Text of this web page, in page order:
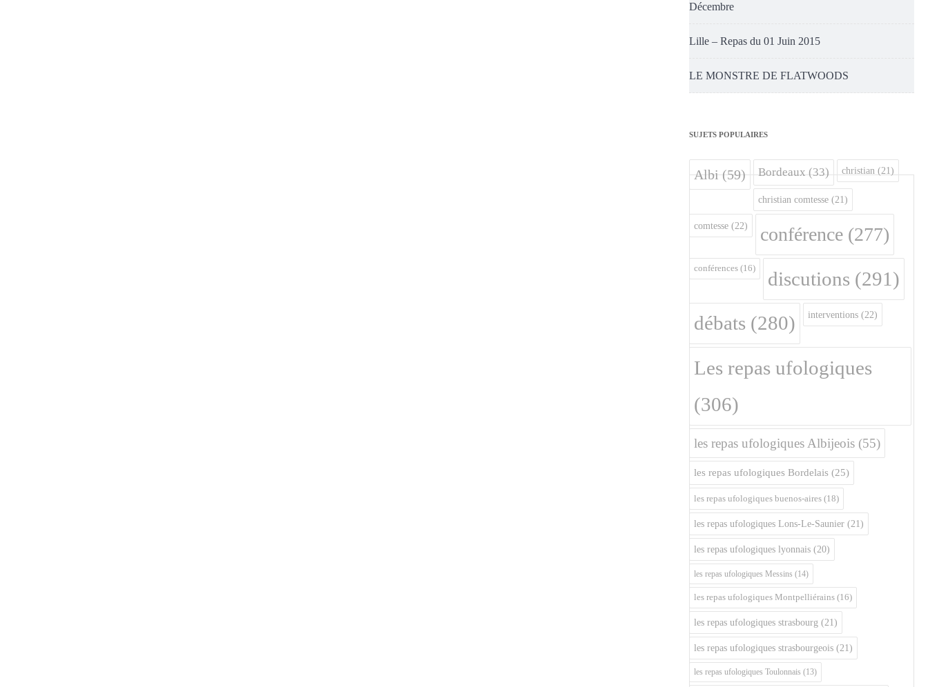
Décembre
Lille – Repas du 01 Juin 2015
LE MONSTRE DE FLATWOODS
SUJETS POPULAIRES
Albi(59) Bordeaux(33) christian (21)
christian comtesse (21)
comtesse (22) conférence (277)
conférences (16) discutions (291)
débats (280) interventions (22)
Les repas ufologiques
(306)
les repas ufologiques Albijeois (55)
les repas ufologiques Bordelais (25)
les repas ufologiques buenos-aires (18)
les repas ufologiques Lons-Le-Saunier (21)
les repas ufologiques lyonnais (20)
les repas ufologiques Messins (14)
les repas ufologiques Montpelliérains (16)
les repas ufologiques strasbourg (21)
les repas ufologiques strasbourgeois (21)
les repas ufologiques Toulonnais (13)